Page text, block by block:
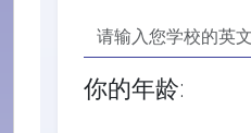
你的年龄: